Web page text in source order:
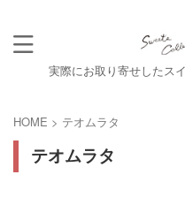
実際にお取り寄せしたス
HOME > テオムラタ
テオムラタ